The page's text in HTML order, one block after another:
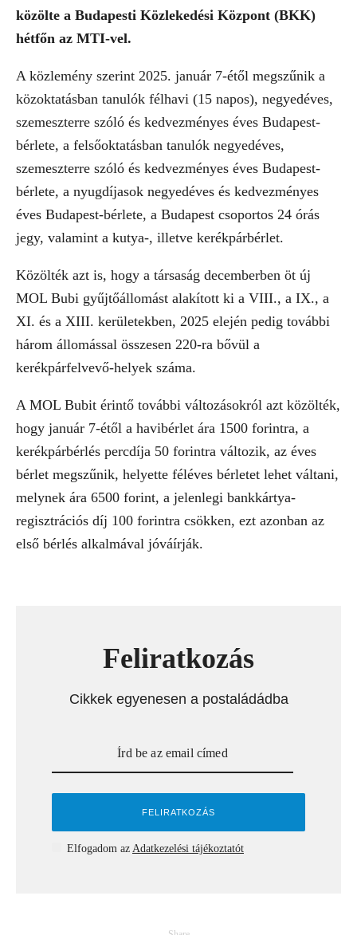
közölte a Budapesti Közlekedési Központ (BKK)
hétfőn az MTI-vel.
A közlemény szerint 2025. január 7-étől megszűnik a
közoktatásban tanulók félhavi (15 napos), negyedéves,
szemeszterre szóló és kedvezményes éves Budapest-
bérlete, a felsőoktatásban tanulók negyedéves,
szemeszterre szóló és kedvezményes éves Budapest-
bérlete, a nyugdíjasok negyedéves és kedvezményes
éves Budapest-bérlete, a Budapest csoportos 24 órás
jegy, valamint a kutya-, illetve kerékpárbérlet.
Közölték azt is, hogy a társaság decemberben öt új
MOL Bubi gyűjtőállomást alakított ki a VIII., a IX., a
XI. és a XIII. kerületekben, 2025 elején pedig további
három állomással összesen 220-ra bővül a
kerékpárfelvevő-helyek száma.
A MOL Bubit érintő további változásokról azt közölték,
hogy január 7-étől a havibérlet ára 1500 forintra, a
kerékpárbérlés percdíja 50 forintra változik, az éves
bérlet megszűnik, helyette féléves bérletet lehet váltani,
melynek ára 6500 forint, a jelenlegi bankkártya-
regisztrációs díj 100 forintra csökken, ezt azonban az
első bérlés alkalmával jóváírják.
Feliratkozás
Cikkek egyenesen a postaládádba
Elfogadom az Adatkezelési tájékoztatót